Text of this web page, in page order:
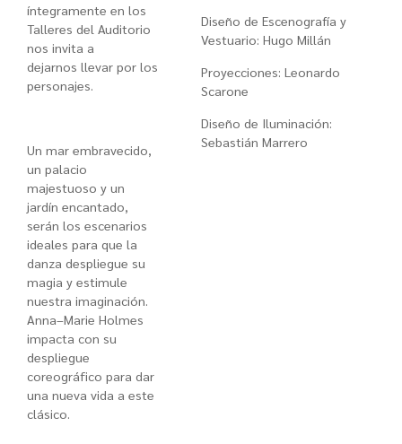
íntegramente en los
Talleres del Auditorio
nos invita a
dejarnos llevar por los
personajes.
Un mar embravecido,
un palacio
majestuoso y un
jardín encantado,
serán los escenarios
ideales para que la
danza despliegue su
magia y estimule
nuestra imaginación.
Anna–Marie Holmes
impacta con su
despliegue
coreográfico para dar
una nueva vida a este
clásico.
Diseño de Escenografía y
Vestuario: Hugo Millán
Proyecciones: Leonardo
Scarone
Diseño de Iluminación:
Sebastián Marrero